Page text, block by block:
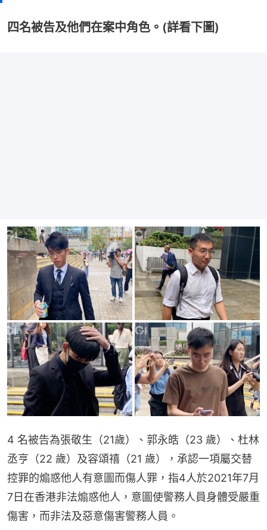
四名被告及他們在案中角色。(詳看下圖)
4 名被告為張敬生（21歲）、郭永皓（23 歲）、杜林
丞亨（22 歲）及容頌禧（21 歲），承認一項屬交替
控罪的煽惑他人有意圖而傷人罪，指4人於2021年7月
7日在香港非法煽惑他人，意圖使警務人員身體受嚴重
傷害，而非法及惡意傷害警務人員。